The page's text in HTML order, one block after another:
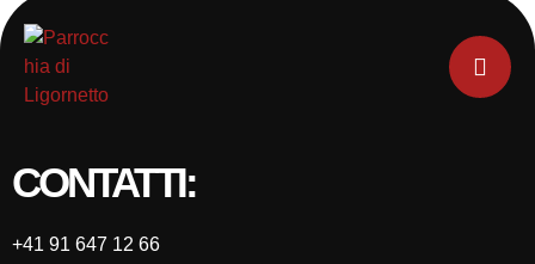
CONTATTI:
+41 91 647 12 66